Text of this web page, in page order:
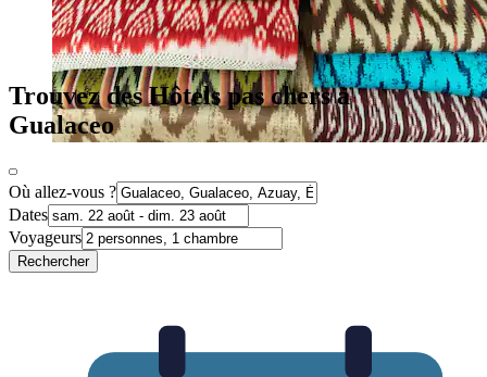
Trouvez des Hôtels pas chers à
Gualaceo
Où allez-vous ?
Dates
Voyageurs
Rechercher